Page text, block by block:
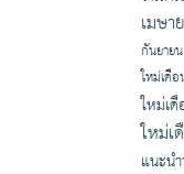
เมษา
กันยาย
ใหม่เดื
ใหม่เ
ใหม่
แนะน